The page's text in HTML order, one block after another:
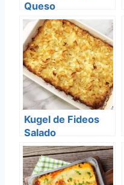
Queso
Kugel de Fideos
Salado